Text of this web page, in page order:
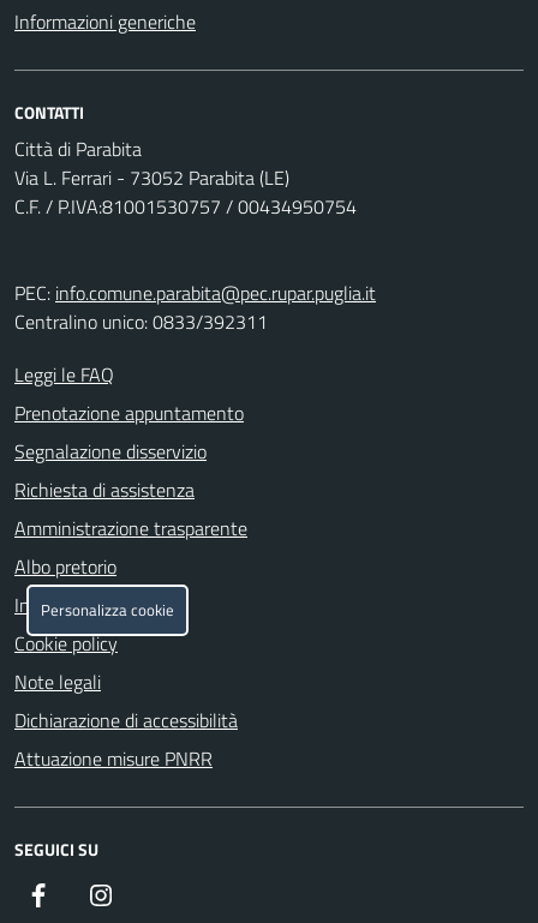
Informazioni generiche
CONTATTI
Città di Parabita
Via L. Ferrari - 73052 Parabita (LE)
C.F. / P.IVA:81001530757 / 00434950754
PEC: info.comune.parabita@pec.rupar.puglia.it
Centralino unico: 0833/392311
Leggi le FAQ
Prenotazione appuntamento
Segnalazione disservizio
Richiesta di assistenza
Amministrazione trasparente
Albo pretorio
Informativa privacy
Cookie policy
Note legali
Dichiarazione di accessibilità
Attuazione misure PNRR
SEGUICI SU
Facebook
Personalizza cookie